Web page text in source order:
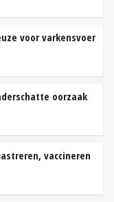
voor varkensvoer
oorzaak
vaccineren